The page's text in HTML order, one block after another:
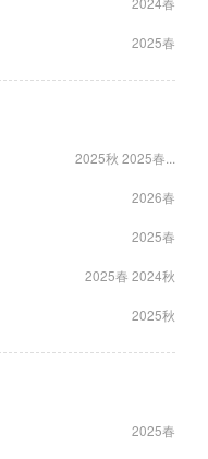
2025春
2025秋 2025春...
2026春
2025春
2025春 2024秋
2025秋
2025春